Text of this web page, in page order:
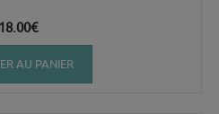
18.00€
AU PANIER